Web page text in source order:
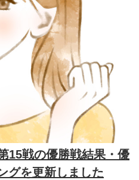
15戦の優勝戦結果・優
グを更新しました